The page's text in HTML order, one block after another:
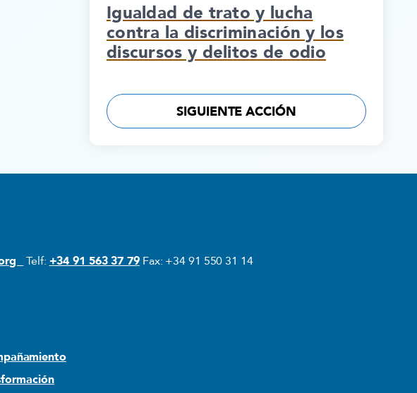
Igualdad de trato y lucha
contra la discriminación y los
discursos y delitos de odio
SIGUIENTE ACCIÓN
Telf: +34 91 563 37 79Fax: +34 91 550 31 14